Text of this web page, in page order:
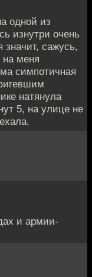
одной из
изнутри очень
значит, сажусь,
на меня
симпотичная
натянула
5, на улице не
и армии-